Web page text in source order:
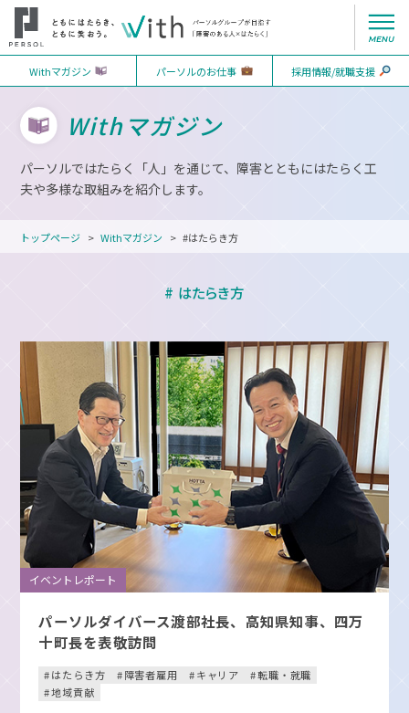
Withマガジン パーソルのお仕事 採用情報/就職支援
Withマガジン
パーソルではたらく「人」を通じて、障害とともにはたらく工
夫や多様な取組みを紹介します。
トップページ Withマガジン #はたらき方
# はたらき方
イベントレポート
パーソルダイバース渡部社長、高知県知事、四万
十町長を表敬訪問
はたらき方 障害者雇用 キャリア
転職・就職
地域貢献